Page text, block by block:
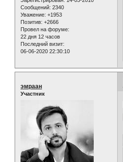
Сообщений: 2340
Уважение: +1953
Позитив: +2666
Провел на форуме:
22 дня 12 часов
Последний визит:
06-06-2020 22:30:10
эмраан
Участник